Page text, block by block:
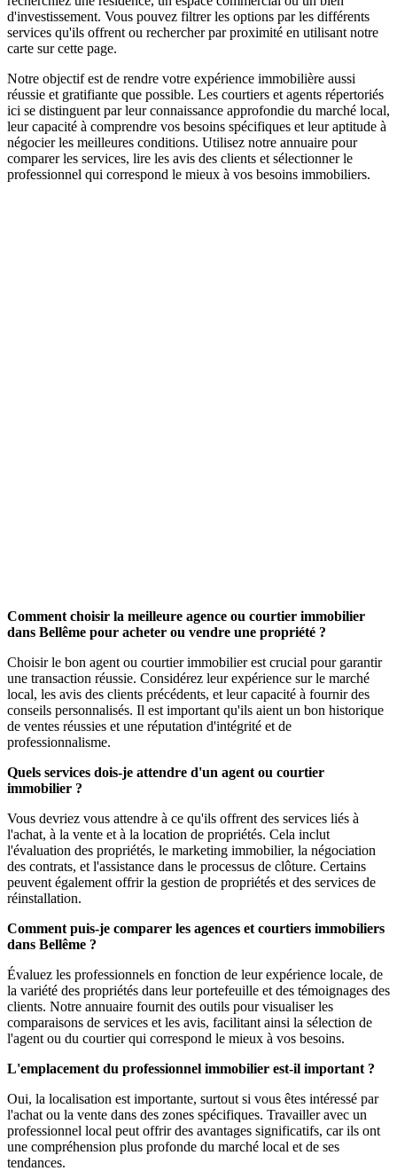
d'investissement. Vous pouvez filtrer les options par les différents
services qu'ils offrent ou rechercher par proximité en utilisant notre
carte sur cette page.
Notre objectif est de rendre votre expérience immobilière aussi
réussie et gratifiante que possible. Les courtiers et agents répertoriés
ici se distinguent par leur connaissance approfondie du marché local,
leur capacité à comprendre vos besoins spécifiques et leur aptitude à
négocier les meilleures conditions. Utilisez notre annuaire pour
comparer les services, lire les avis des clients et sélectionner le
professionnel qui correspond le mieux à vos besoins immobiliers.
Comment choisir la meilleure agence ou courtier immobilier
dans Bellême pour acheter ou vendre une propriété ?
Choisir le bon agent ou courtier immobilier est crucial pour garantir
une transaction réussie. Considérez leur expérience sur le marché
local, les avis des clients précédents, et leur capacité à fournir des
conseils personnalisés. Il est important qu'ils aient un bon historique
de ventes réussies et une réputation d'intégrité et de
professionnalisme.
Quels services dois-je attendre d'un agent ou courtier
immobilier ?
Vous devriez vous attendre à ce qu'ils offrent des services liés à
l'achat, à la vente et à la location de propriétés. Cela inclut
l'évaluation des propriétés, le marketing immobilier, la négociation
des contrats, et l'assistance dans le processus de clôture. Certains
peuvent également offrir la gestion de propriétés et des services de
réinstallation.
Comment puis-je comparer les agences et courtiers immobiliers
dans Bellême ?
Évaluez les professionnels en fonction de leur expérience locale, de
la variété des propriétés dans leur portefeuille et des témoignages des
clients. Notre annuaire fournit des outils pour visualiser les
comparaisons de services et les avis, facilitant ainsi la sélection de
l'agent ou du courtier qui correspond le mieux à vos besoins.
L'emplacement du professionnel immobilier est-il important ?
Oui, la localisation est importante, surtout si vous êtes intéressé par
l'achat ou la vente dans des zones spécifiques. Travailler avec un
professionnel local peut offrir des avantages significatifs, car ils ont
une compréhension plus profonde du marché local et de ses
tendances.